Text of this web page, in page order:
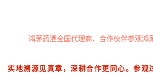
鸿茅药酒全国代理商、合作伙伴参观鸿
实地溯源见真章，深耕合作更同心。参观